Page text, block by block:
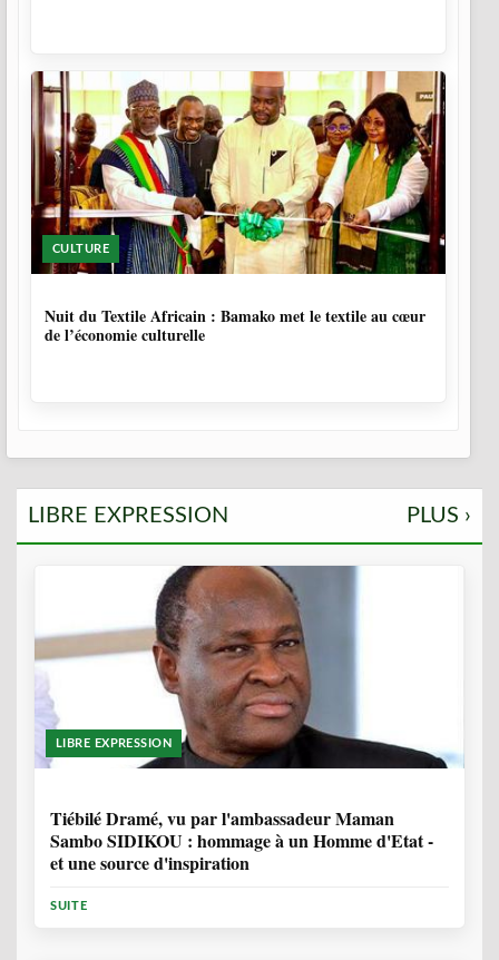
CULTURE
Nuit du Textile Africain : Bamako met le textile au cœur
de l’économie culturelle
LIBRE EXPRESSION PLUS ›
LIBRE EXPRESSION
Tiébilé Dramé, vu par l'ambassadeur Maman
Sambo SIDIKOU : hommage à un Homme d'Etat -
et une source d'inspiration
SUITE